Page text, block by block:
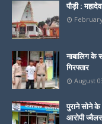
पौड़ी :
नाबालिग के
गिरफ्तार
August
पुराने सोने
आरोपी